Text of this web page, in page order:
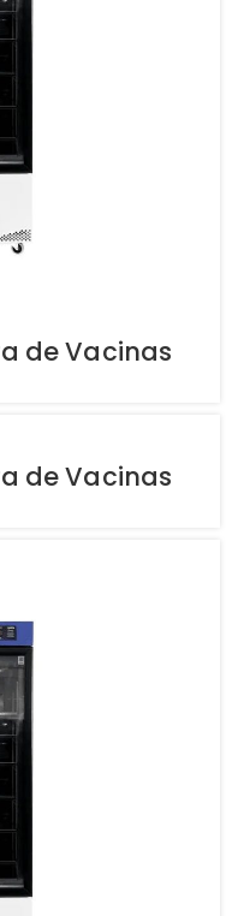
de Vacinas
de Vacinas